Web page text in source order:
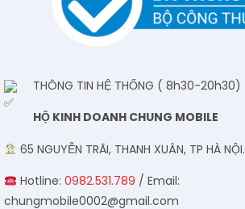
THÔNG TIN HỆ THỐNG ( 8h30-20h30)
HỘ KINH DOANH CHUNG MOBILE
65 NGUYỄN TRÃI, THANH XUÂN, TP HÀ NỘI.
Hotline: 0982.531.789 / Email:
chungmobile0002@gmail.com